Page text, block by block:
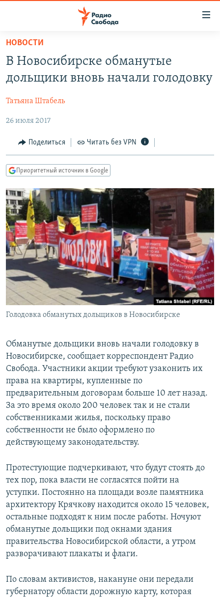
упрощенного
доступа
основному
Вернутся
главной
навигации
Вернутся
поиску
ЦИТАТЫ СВОБОДЫ
МНЕНИЯ
КУЛЬТУРА
IDEL.РЕАЛИИ
КАВКАЗ.РЕАЛИИ
СЕВЕР.РЕАЛИИ
СИБИРЬ.РЕАЛИИ
РАСПИСАНИЕ ВЕЩАНИЯ
ПОДПИШИТЕСЬ НА РАССЫЛКУ
СОЦИАЛЬНЫЕ СЕТИ
Все сайты РСЕ/РС
НОВОСТИ
В Новосибирске обманутые
дольщики вновь начали голодовку
Татьяна Штабель
26 июля 2017
Поделиться Читать без VPN
Приоритетный источник в Google
Голодовка обманутых дольщиков в Новосибирске
Обманутые дольщики вновь начали голодовку в
Новосибирске, сообщает корреспондент Радио
Свобода. Участники акции требуют узаконить их
права на квартиры, купленные по
предварительным договорам больше 10 лет назад.
За это время около 200 человек так и не стали
собственниками жилья, поскольку право
собственности не было оформлено по
действующему законодательству.
Протестующие подчеркивают, что будут стоять до
тех пор, пока власти не согласятся пойти на
уступки. Постоянно на площади возле памятника
архитектору Крячкову находится около 15 человек,
остальные подходят к ним после работы. Ночуют
обманутые дольщики под окнами здания
правительства Новосибирской области, а утром
разворачивают плакаты и флаги.
По словам активистов, накануне они передали
губернатору области дорожную карту, которая